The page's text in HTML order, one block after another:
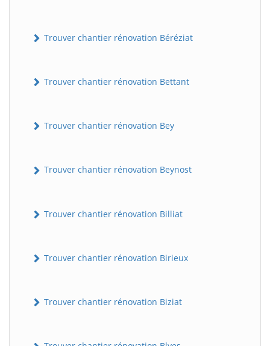
Trouver chantier rénovation Béréziat
Trouver chantier rénovation Bettant
Trouver chantier rénovation Bey
Trouver chantier rénovation Beynost
Trouver chantier rénovation Billiat
Trouver chantier rénovation Birieux
Trouver chantier rénovation Biziat